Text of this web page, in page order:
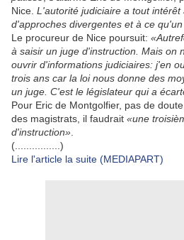
Nice. L'autorité judiciaire a tout
d'approches divergentes et à ce
Le procureur de Nice poursuit:
à saisir un juge d'instruction. Mais on
ouvrir d'informations judiciaires: j'en
trois ans car la loi nous donne des
un juge. C'est le législateur qui a
Pour Eric de Montgolfier, pas de
des magistrats, il faudrait «une
d'instruction»
(................)
Lire l'article la suite (MEDIAPART)